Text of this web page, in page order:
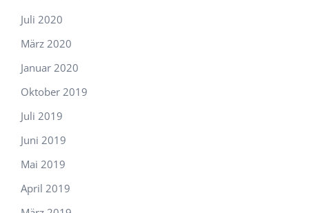
Juli 2020
März 2020
Januar 2020
Oktober 2019
Juli 2019
Juni 2019
Mai 2019
April 2019